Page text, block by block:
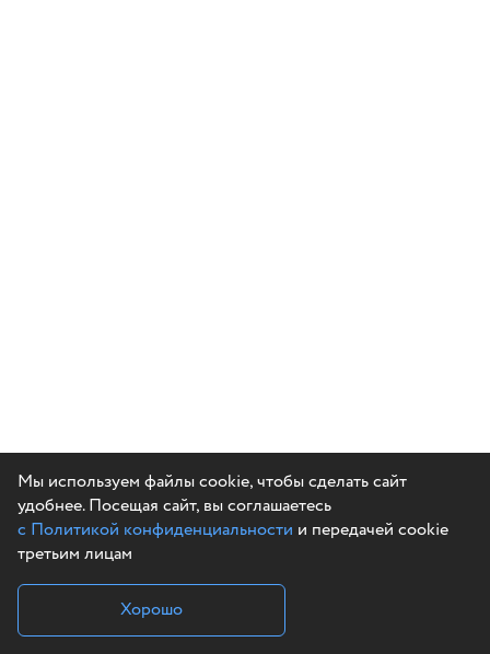
Мы используем файлы cookie, чтобы сделать сайт
удобнее. Посещая сайт, вы соглашаетесь
с Политикой конфиденциальности и передачей cookie
третьим лицам
Хорошо